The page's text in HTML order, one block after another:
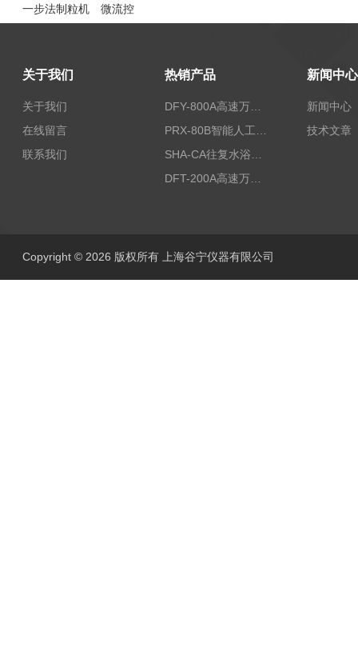
一步法制粒机 微流控
关于我们
关于我们
在线留言
联系我们
热销产品 新闻中心
新闻中心
技术文章
Copyright © 2026 版权所有 上海谷宁仪器有限公司